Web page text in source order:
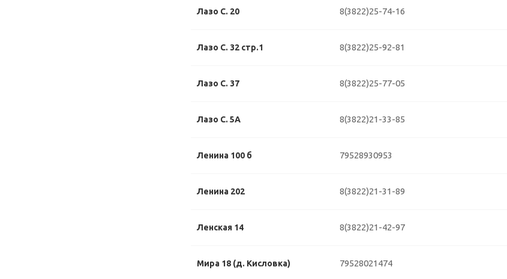
Лазо С. 20 8(3822)25-74-16
Лазо С. 32 стр.1 8(3822)25-92-81
Лазо С. 37 8(3822)25-77-05
Лазо С. 5А 8(3822)21-33-85
Ленина 100 б 79528930953
Ленина 202 8(3822)21-31-89
Ленская 14 8(3822)21-42-97
Мира 18 (д. Кисловка) 79528021474